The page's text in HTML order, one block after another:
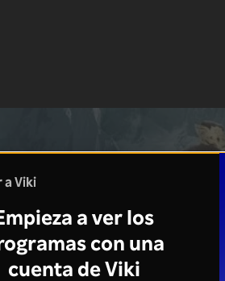
a Viki
a ver los
con una
cuenta de Viki